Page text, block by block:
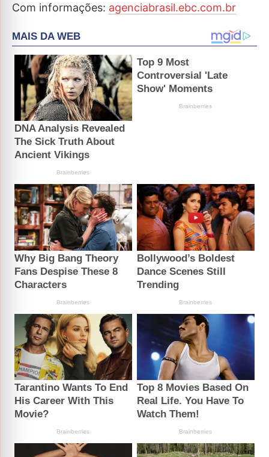
Com informações: agenciabrasil.ebc.com.br